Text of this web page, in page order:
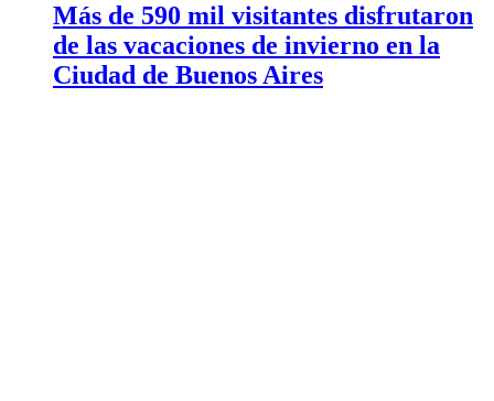
Más de 590 mil visitantes disfrutaron
de las vacaciones de invierno en la
Ciudad de Buenos Aires